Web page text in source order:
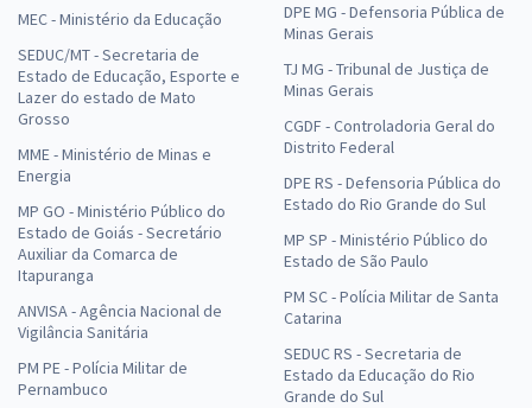
MEC - Ministério da Educação
SEDUC/MT - Secretaria de
Estado de Educação, Esporte e
Lazer do estado de Mato
Grosso
MME - Ministério de Minas e
Energia
MP GO - Ministério Público do
Estado de Goiás - Secretário
Auxiliar da Comarca de
Itapuranga
ANVISA - Agência Nacional de
Vigilância Sanitária
PM PE - Polícia Militar de
Pernambuco
DPE MG - Defensoria Pública de
Minas Gerais
TJ MG - Tribunal de Justiça de
Minas Gerais
CGDF - Controladoria Geral do
Distrito Federal
DPE RS - Defensoria Pública do
Estado do Rio Grande do Sul
MP SP - Ministério Público do
Estado de São Paulo
PM SC - Polícia Militar de Santa
Catarina
SEDUC RS - Secretaria de
Estado da Educação do Rio
Grande do Sul